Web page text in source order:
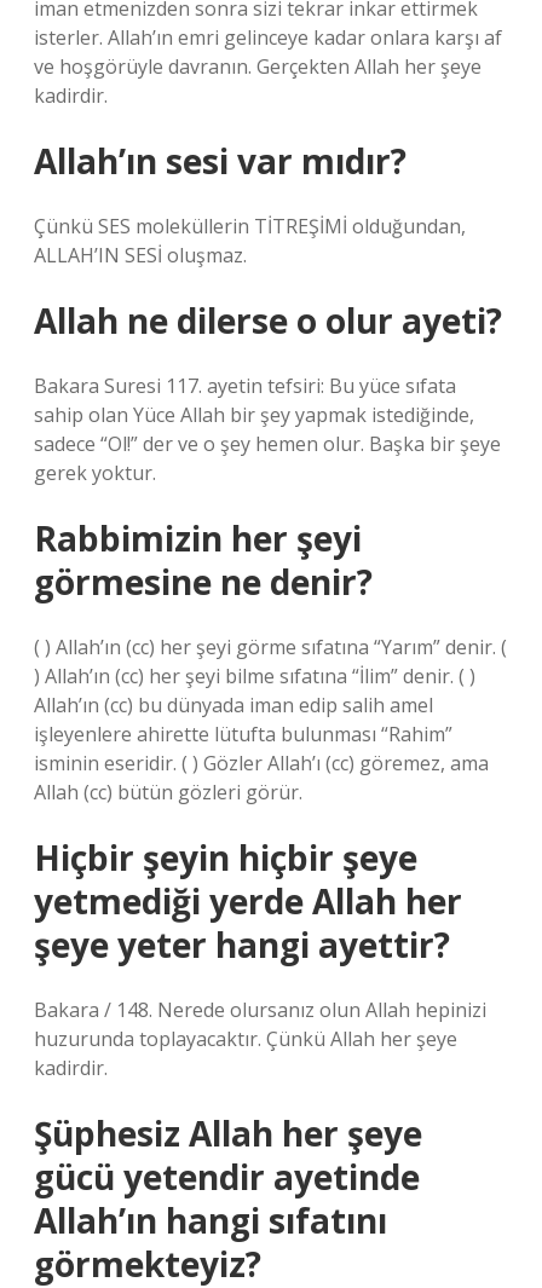
iman etmenizden sonra sizi tekrar inkar ettirmek
isterler. Allah’ın emri gelinceye kadar onlara karşı af
ve hoşgörüyle davranın. Gerçekten Allah her şeye
kadirdir.
Allah’ın sesi var mıdır?
Çünkü SES moleküllerin TİTREŞİMİ olduğundan,
ALLAH’IN SESİ oluşmaz.
Allah ne dilerse o olur ayeti?
Bakara Suresi 117. ayetin tefsiri: Bu yüce sıfata
sahip olan Yüce Allah bir şey yapmak istediğinde,
sadece “Ol!” der ve o şey hemen olur. Başka bir şeye
gerek yoktur.
Rabbimizin her şeyi
görmesine ne denir?
( ) Allah’ın (cc) her şeyi görme sıfatına “Yarım” denir. (
) Allah’ın (cc) her şeyi bilme sıfatına “İlim” denir. ( )
Allah’ın (cc) bu dünyada iman edip salih amel
işleyenlere ahirette lütufta bulunması “Rahim”
isminin eseridir. ( ) Gözler Allah’ı (cc) göremez, ama
Allah (cc) bütün gözleri görür.
Hiçbir şeyin hiçbir şeye
yetmediği yerde Allah her
şeye yeter hangi ayettir?
Bakara / 148. Nerede olursanız olun Allah hepinizi
huzurunda toplayacaktır. Çünkü Allah her şeye
kadirdir.
Şüphesiz Allah her şeye
gücü yetendir ayetinde
Allah’ın hangi sıfatını
görmekteyiz?